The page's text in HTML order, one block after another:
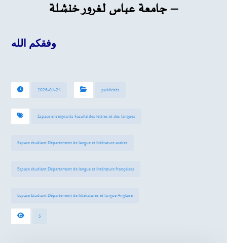
– جامعة عباس لغرور خنشلة
وفقكم الله
2026-01-24 publicités
Espace enseignants Faculté des lettres et des langues
Espace étudiant Département de langue et littérature arabes
Espace étudiant Département de langue et littérature françaises
Espace Etudiant Département de littératures et langue Anglaise
5